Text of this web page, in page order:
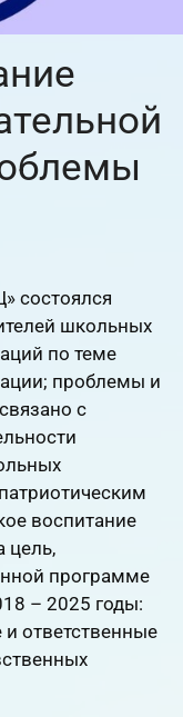
состоялся
школьных
по теме
проблемы и
с
воспитание
цель,
программе
– 2025 годы:
ответственные